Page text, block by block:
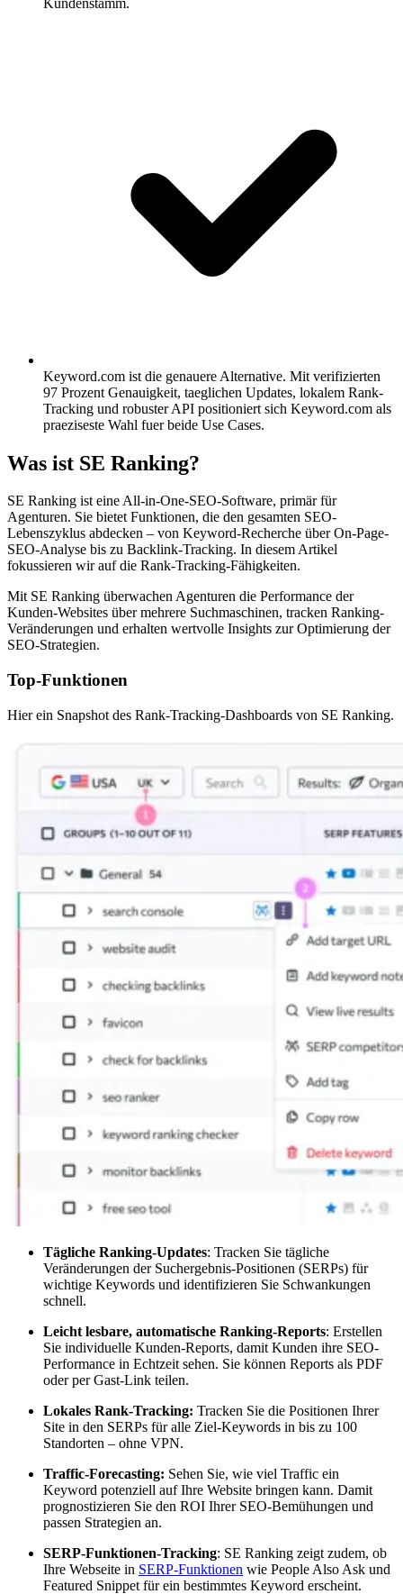
Keyword.com ist die genauere Alternative. Mit verifizierten
97 Prozent Genauigkeit, taeglichen Updates, lokalem Rank-
Tracking und robuster API positioniert sich Keyword.com als
praeziseste Wahl fuer beide Use Cases.
Was ist SE Ranking?
SE Ranking ist eine All-in-One-SEO-Software, primär für
Agenturen. Sie bietet Funktionen, die den gesamten SEO-
Lebenszyklus abdecken – von Keyword-Recherche über On-Page-
SEO-Analyse bis zu Backlink-Tracking. In diesem Artikel
fokussieren wir auf die Rank-Tracking-Fähigkeiten.
Mit SE Ranking überwachen Agenturen die Performance der
Kunden-Websites über mehrere Suchmaschinen, tracken Ranking-
Veränderungen und erhalten wertvolle Insights zur Optimierung der
SEO-Strategien.
Top-Funktionen
Hier ein Snapshot des Rank-Tracking-Dashboards von SE Ranking.
Tägliche Ranking-Updates: Tracken Sie tägliche
Veränderungen der Suchergebnis-Positionen (SERPs) für
wichtige Keywords und identifizieren Sie Schwankungen
schnell.
Leicht lesbare, automatische Ranking-Reports: Erstellen
Sie individuelle Kunden-Reports, damit Kunden ihre SEO-
Performance in Echtzeit sehen. Sie können Reports als PDF
oder per Gast-Link teilen.
Lokales Rank-Tracking: Tracken Sie die Positionen Ihrer
Site in den SERPs für alle Ziel-Keywords in bis zu 100
Standorten – ohne VPN.
Traffic-Forecasting: Sehen Sie, wie viel Traffic ein
Keyword potenziell auf Ihre Website bringen kann. Damit
prognostizieren Sie den ROI Ihrer SEO-Bemühungen und
passen Strategien an.
SERP-Funktionen-Tracking: SE Ranking zeigt zudem, ob
Ihre Webseite in SERP-Funktionen wie People Also Ask und
Featured Snippet für ein bestimmtes Keyword erscheint.